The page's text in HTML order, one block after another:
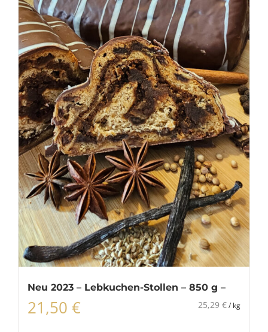
Neu 2023 – Lebkuchen-Stollen – 850 g –
21,50 € 25,29 €/ kg